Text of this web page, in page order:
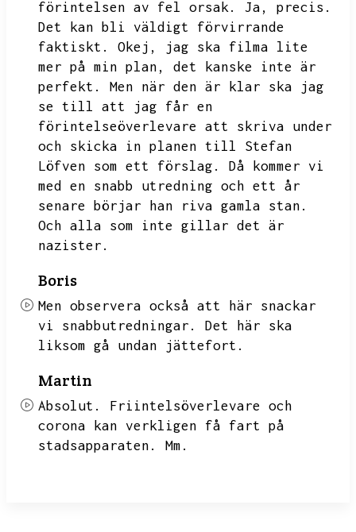
förintelsen av fel orsak.
Ja,
precis.
Det kan bli väldigt förvirrande
faktiskt.
Okej,
jag ska filma lite
mer på min plan,
det kanske inte är
perfekt.
Men när den är klar ska jag
se till att jag får en
förintelseöverlevare att skriva under
och skicka in planen till Stefan
Löfven som ett förslag.
Då kommer vi
med en snabb utredning och ett år
senare börjar han riva gamla stan.
Och alla som inte gillar det är
nazister.
Boris
Men observera också att här snackar
vi snabbutredningar.
Det här ska
liksom gå undan jättefort.
Martin
Absolut.
Friintelsöverlevare och
corona kan verkligen få fart på
stadsapparaten.
Mm.